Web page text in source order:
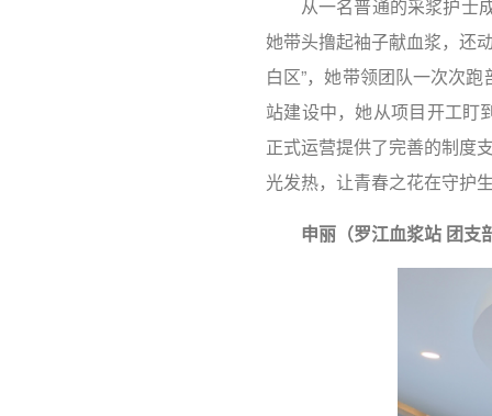
从一名普通的采浆护士
她带头撸起袖子献血浆，还
白区”，她带领团队一次次
站建设中，她从项目开工盯
正式运营提供了完善的制度
光发热，让青春之花在守护
申丽（罗江血浆站 团支